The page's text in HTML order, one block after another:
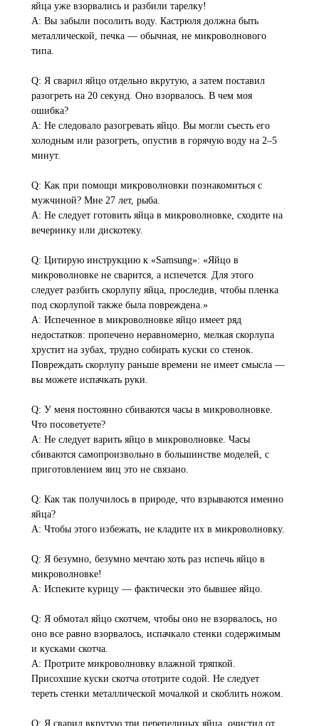
яйца уже взорвались и разбили тарелку!
A: Вы забыли посолить воду. Кастрюля должна быть
металлической, печка — обычная, не микроволнового
типа.
Q: Я сварил яйцо отдельно вкрутую, а затем поставил
разогреть на 20 секунд. Оно взорвалось. В чем моя
ошибка?
A: Не следовало разогревать яйцо. Вы могли съесть его
холодным или разогреть, опустив в горячую воду на 2–5
минут.
Q: Как при помощи микроволновки познакомиться с
мужчиной? Мне 27 лет, рыба.
A: Не следует готовить яйца в микроволновке, сходите на
вечеринку или дискотеку.
Q: Цитирую инструкцию к «Samsung»: «Яйцо в
микроволновке не сварится, а испечется. Для этого
следует разбить скорлупу яйца, проследив, чтобы пленка
под скорлупой также была повреждена.»
A: Испеченное в микроволновке яйцо имеет ряд
недостатков: пропечено неравномерно, мелкая скорлупа
хрустит на зубах, трудно собирать куски со стенок.
Повреждать скорлупу раньше времени не имеет смысла —
вы можете испачкать руки.
Q: У меня постоянно сбиваются часы в микроволновке.
Что посоветуете?
A: Не следует варить яйцо в микроволновке. Часы
сбиваются самопроизвольно в большинстве моделей, с
приготовлением яиц это не связано.
Q: Как так получилось в природе, что взрываются именно
яйца?
A: Чтобы этого избежать, не кладите их в микроволновку.
Q: Я безумно, безумно мечтаю хоть раз испечь яйцо в
микроволновке!
A: Испеките курицу — фактически это бывшее яйцо.
Q: Я обмотал яйцо скотчем, чтобы оно не взорвалось, но
оно все равно взорвалось, испачкало стенки содержимым
и кусками скотча.
A: Протрите микроволновку влажной тряпкой.
Присохшие куски скотча ототрите содой. Не следует
тереть стенки металлической мочалкой и скоблить ножом.
Q: Я сварил вкрутую три перепелиных яйца, очистил от